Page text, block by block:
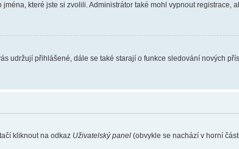
které jste si zvolili. Administrátor také mohl vypnout registrace,
udržují přihlášené, dále se také starají o funkce sledování nových
kliknout na odkaz Uživatelský panel (obvykle se nachází v horní